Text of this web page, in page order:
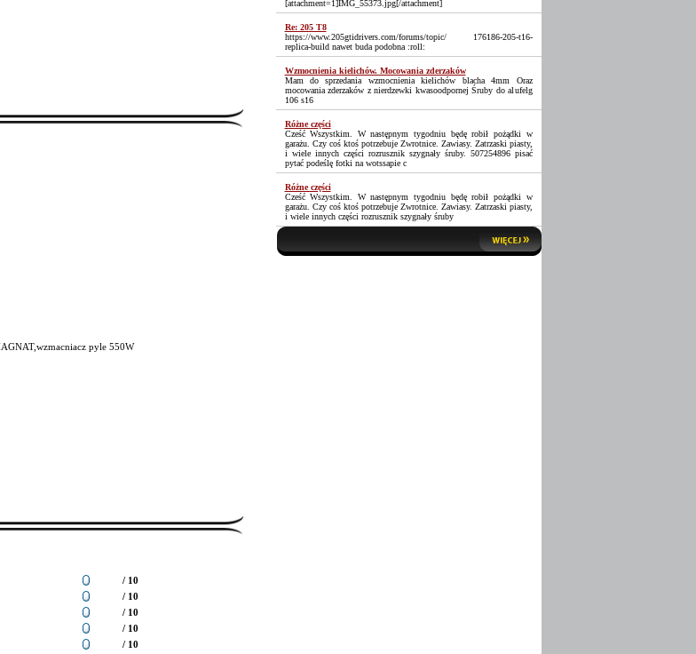
pyle 550W
/ 10
/ 10
/ 10
/ 10
/ 10
[attachment=1]IMG_55373.jpg[/attachment]
Re: 205 T8
https://www.205gtidrivers.com/forums/topic/ 176186-205-t16-
replica-build nawet buda podobna :roll:
Wzmocnienia kielichów. Mocowania zderzaków
Mam do sprzedania wzmocnienia kielichów blacha 4mm Oraz
mocowania zderzaków z nierdzewki kwasoodpornej Śruby do alufelg
106 s16
Różne części
Cześć Wszystkim. W następnym tygodniu będę robił pożądki w
garażu. Czy coś ktoś potrzebuje Zwrotnice. Zawiasy. Zatrzaski piasty,
i wiele innych części rozrusznik szygnały śruby. 507254896 pisać
pytać podeślę fotki na wotssapie c
Różne części
Cześć Wszystkim. W następnym tygodniu będę robił pożądki w
garażu. Czy coś ktoś potrzebuje Zwrotnice. Zawiasy. Zatrzaski piasty,
i wiele innych części rozrusznik szygnały śruby